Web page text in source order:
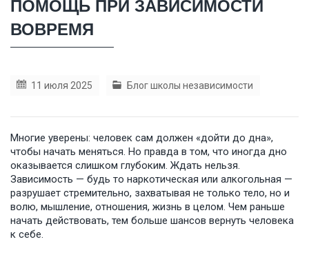
ПОМОЩЬ ПРИ ЗАВИСИМОСТИ
ВОВРЕМЯ
11 июля 2025 Блог школы независимости
Многие уверены: человек сам должен «дойти до дна»,
чтобы начать меняться. Но правда в том, что иногда дно
оказывается слишком глубоким. Ждать нельзя.
Зависимость — будь то наркотическая или алкогольная —
разрушает стремительно, захватывая не только тело, но и
волю, мышление, отношения, жизнь в целом. Чем раньше
начать действовать, тем больше шансов вернуть человека
к себе.